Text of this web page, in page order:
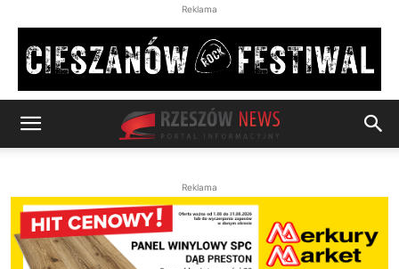
Reklama
Reklama